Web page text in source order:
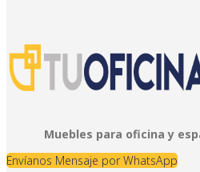
Muebles para oficina y
Envíanos Mensaje por WhatsApp